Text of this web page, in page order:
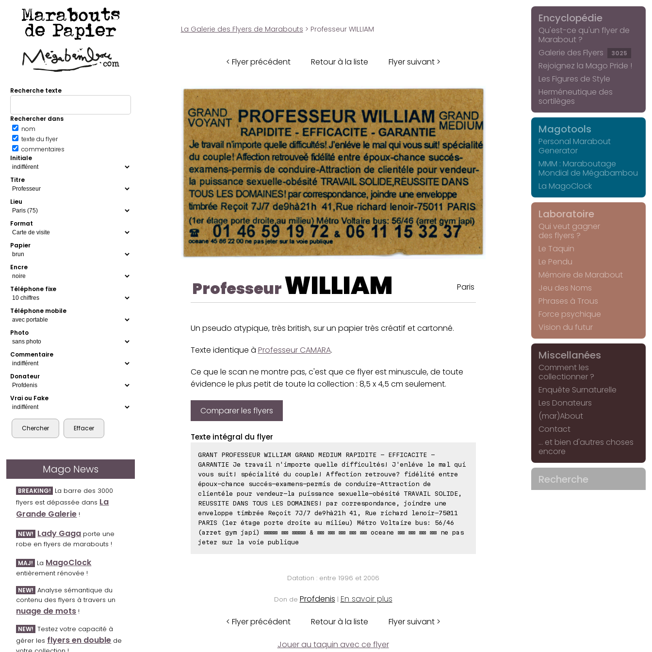
Marabouts
de Papier
Recherche texte
Rechercher dans
nom
texte du flyer
commentaires
Initiale
Titre
Lieu
Format
Papier
Encre
Téléphone fixe
Téléphone mobile
Photo
Commentaire
Donateur
Vrai ou Fake
Mago News
BREAKING! La barre des 3000
flyers est dépassée dans La
Grande Galerie !
NEW! Lady Gaga porte une
robe en flyers de marabouts !
MAJ! La MagoClock
entièrement rénovée !
NEW! Analyse sémantique du
contenu des flyers à travers un
nuage de mots !
NEW! Testez votre capacité à
gérer les flyers en double de
La Galerie des Flyers de Marabouts > Professeur WILLIAM
< Flyer précédent Retour à la liste Flyer suivant >
ProfesseurWILLIAM Paris
Un pseudo atypique, très british, sur un papier très créatif et cartonné.
Texte identique à Professeur CAMARA.
Ce que le scan ne montre pas, c'est que ce flyer est minuscule, de toute
évidence le plus petit de toute la collection : 8,5 x 4,5 cm seulement.
Comparer les flyers
Texte intégral du flyer
GRANT PROFESSEUR WILLIAM GRAND MEDIUM RAPIDITE - EFFICACITE -
GARANTIE Je travail n'importe quelle difficultés! J'enléve le mal qui
vous suit! spécialité du couple! Affection retrouve? fidélité entre
époux-chance succés-examens-permis de conduire-Attraction de
clientéle pour vendeur-la puissance sexuelle-obésité TRAVAIL SOLIDE,
REUSSITE DANS TOUS LES DOMAINES! par correspondance, joindre une
enveloppe timbrée Reçoit 7J/7 de9hà21h 41, Rue richard lenoir-75011
PARIS (1er étage porte droite au milieu) Métro Voltaire bus: 56/46
(arret gym japi) ⊠⊠⊠⊠ ⊠⊠ ⊠⊠⊠⊠ & ⊠⊠ ⊠⊠ ⊠⊠ ⊠⊠ ⊠⊠ oceane ⊠⊠ ⊠⊠ ⊠⊠ ⊠⊠ ne pas
jeter sur la voie publique
Datation : entre 1996 et 2006
Don de Profdenis | En savoir plus
< Flyer précédent Retour à la liste Flyer suivant >
Jouer au taquin avec ce flyer
Encyclopédie
Qu'est-ce qu'un flyer de
Marabout ?
Galerie des Flyers
3025
Rejoignez la Mago Pride !
Les Figures de Style
Herméneutique des
sortilèges
Magotools
Personal Marabout
Generator
MMM : Maraboutage
Mondial de Mégabambou
La MagoClock
Laboratoire
Qui veut gagner
des flyers ?
Le Taquin
Le Pendu
Mémoire de Marabout
Jeu des Noms
Phrases à Trous
Force psychique
Vision du futur
Miscellanées
Comment les
collectionner ?
Enquête Surnaturelle
Les Donateurs
(mar)About
Contact
... et bien d'autres choses
encore
Recherche